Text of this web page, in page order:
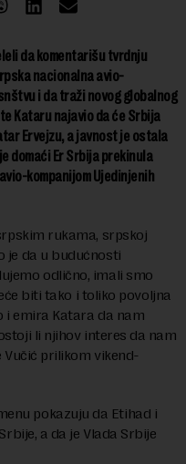
da komentarišu tvrdnju
nacionalna avio-
i da traži novog globalnog
Kataru najavio da će Srbija
Ervejzu, a javnost je ostala
domaći Er Srbija prekinula
kompanijom Ujedinjenih
rukama, srpskoj
je da u budućnosti
odlično, imali smo
biti tako i toliko povoljna
i emira Katara da nam
li njihov interes da nam
Vučić prilikom vikend-
pokazuju da Etihad i
a da je Vlada Srbije